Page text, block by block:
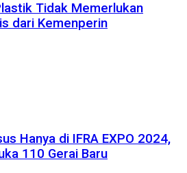
Tidak Memerlukan
dari Kemenperin
Hanya di IFRA EXPO 2024,
110 Gerai Baru